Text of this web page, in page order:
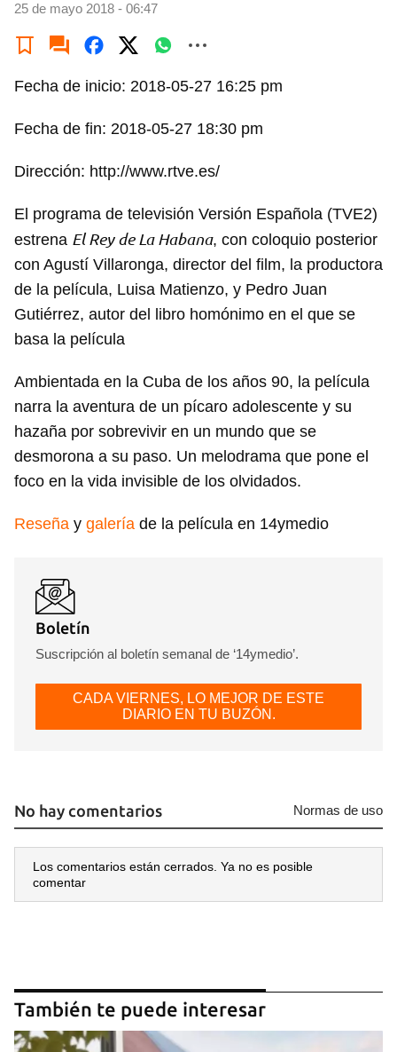
25 de mayo 2018 - 06:47
Fecha de inicio: 2018-05-27 16:25 pm
Fecha de fin: 2018-05-27 18:30 pm
Dirección: http://www.rtve.es/
El programa de televisión Versión Española (TVE2)
estrena El Rey de La Habana, con coloquio posterior
con Agustí Villaronga, director del film, la productora
de la película, Luisa Matienzo, y Pedro Juan
Gutiérrez, autor del libro homónimo en el que se
basa la película
Ambientada en la Cuba de los años 90, la película
narra la aventura de un pícaro adolescente y su
hazaña por sobrevivir en un mundo que se
desmorona a su paso. Un melodrama que pone el
foco en la vida invisible de los olvidados.
Reseña y galería de la película en 14ymedio
Boletín
Suscripción al boletín semanal de ‘14ymedio’.
CADA VIERNES, LO MEJOR DE ESTE
DIARIO EN TU BUZÓN.
No hay comentarios Normas de uso
Los comentarios están cerrados. Ya no es posible
comentar
También te puede interesar